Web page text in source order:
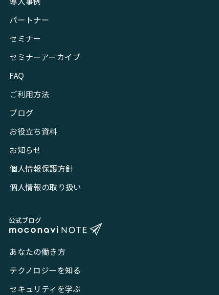
パートナー
セミナー
セミナーアーカイブ
FAQ
ご利用方法
ブログ
お役立ち資料
お知らせ
個人情報保護方針
個人情報の取り扱い
あなたの働き方
テクノロジーを知る
セキュリティを学ぶ